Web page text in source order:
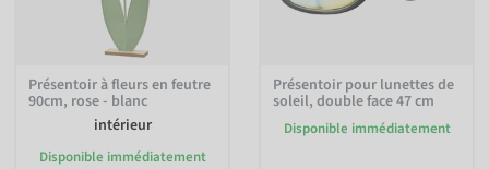
Présentoir à fleurs en feutre
90cm, rose - blanc
intérieur
Disponible immédiatement
Présentoir pour lunettes de
soleil, double face 47 cm
Disponible immédiatement